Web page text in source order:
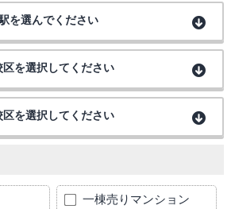
を選んでください
を選択してください
を選択してください
一棟売りマンション